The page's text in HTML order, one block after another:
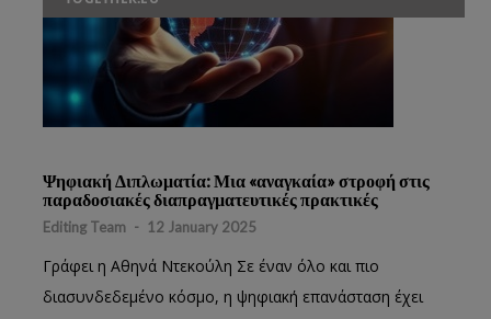
Ψηφιακή Διπλωματία: Μια «αναγκαία» στροφή στις
παραδοσιακές διαπραγματευτικές πρακτικές
Editing Team - 12 January 2025
Γράφει η Αθηνά Ντεκούλη Σε έναν όλο και πιο
διασυνδεδεμένο κόσμο, η ψηφιακή επανάσταση έχει